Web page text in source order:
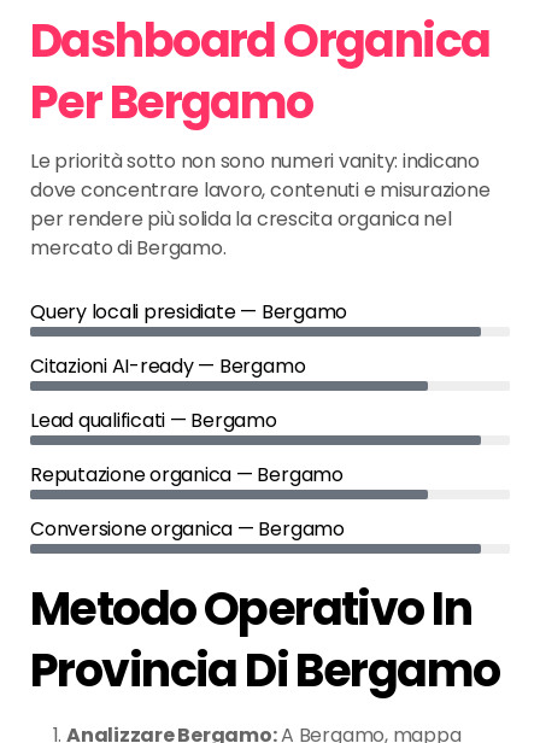
Dashboard Organica
Per Bergamo
Le priorità sotto non sono numeri vanity: indicano
dove concentrare lavoro, contenuti e misurazione
per rendere più solida la crescita organica nel
mercato di Bergamo.
Query locali presidiate — Bergamo
Citazioni AI-ready — Bergamo
Lead qualificati — Bergamo
Reputazione organica — Bergamo
Conversione organica — Bergamo
Metodo Operativo In
Provincia Di Bergamo
Analizzare Bergamo:A Bergamo, mappa